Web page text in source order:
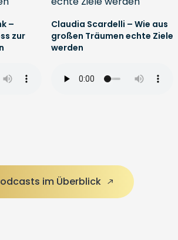
–
zur
Claudia Scardelli – Wie aus
großen Träumen echte Ziele
werden
im Überblick